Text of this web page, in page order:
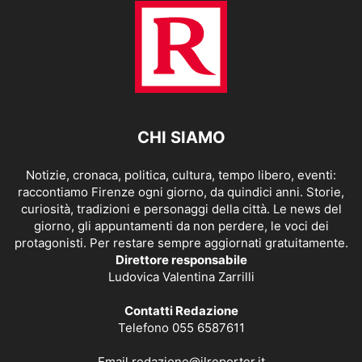
CHI SIAMO
Notizie, cronaca, politica, cultura, tempo libero, eventi:
raccontiamo Firenze ogni giorno, da quindici anni. Storie,
curiosità, tradizioni e personaggi della città. Le news del
giorno, gli appuntamenti da non perdere, le voci dei
protagonisti. Per restare sempre aggiornati gratuitamente.
Direttore responsabile
Ludovica Valentina Zarrilli
Contatti Redazione
Telefono 055 6587611